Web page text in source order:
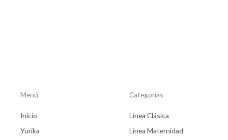
Menú
Inicio
Yurika
Categorías
Línea Clásica
Línea Maternidad